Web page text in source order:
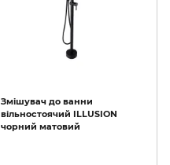
Змішувач до ванни
вільностоячий ILLUSION
чорний матовий